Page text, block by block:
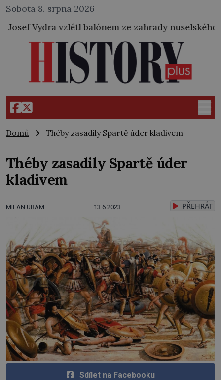
Sobota 8. srpna 2026
ze zahrady nuselského pivovaru a stal se
Domů Théby zasadily Spartě úder kladivem
Théby zasadily Spartě úder
kladivem
MILAN URAM 13.6.2023 PŘEHRÁT
Sdílet na Facebooku